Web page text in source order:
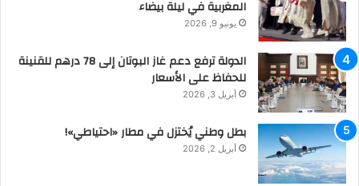
المغربية في ليلة بيضاء
يونيو 9, 2026
الدولة ترفع دعم غاز البوتان إلى 78 درهم للقنينة
للحفاظ على الأسعار
أبريل 3, 2026
بطل وطني يُختزل في مطار «احتياطي»!
أبريل 2, 2026